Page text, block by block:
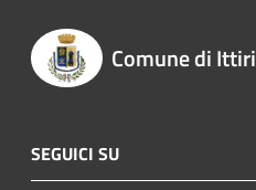
Comune di Ittiri
SEGUICI SU